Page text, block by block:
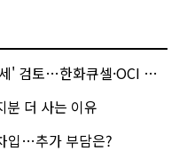
…한화큐셀·OCI 영향은?
분 더 사는 이유
입…추가 부담은?